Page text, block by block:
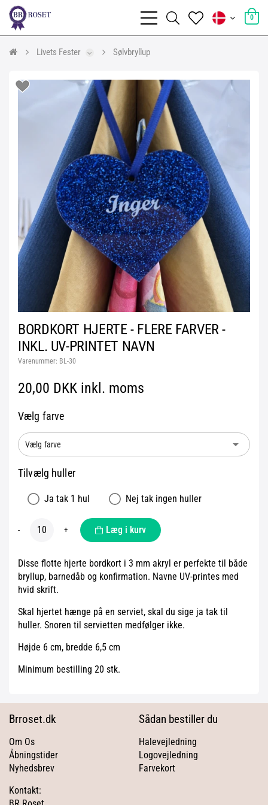
0
Livets Fester Sølvbryllup
BORDKORT HJERTE - FLERE FARVER -
INKL. UV-PRINTET NAVN
Varenummer: BL-30
20,00 DKK inkl. moms
Vælg farve
Vælg farve arrow_drop_down
Tilvælg huller
Ja tak 1 hul Nej tak ingen huller
- + Læg i kurv
Disse flotte hjerte bordkort i 3 mm akryl er perfekte til både
bryllup, barnedåb og konfirmation. Navne UV-printes med
hvid skrift.
Skal hjertet hænge på en serviet, skal du sige ja tak til
huller. Snoren til servietten medfølger ikke.
Højde 6 cm, bredde 6,5 cm
Minimum bestilling 20 stk.
Brroset.dk
Om Os
Åbningstider
Nyhedsbrev
Kontakt:
Sådan bestiller du
Halevejledning
Logovejledning
Farvekort